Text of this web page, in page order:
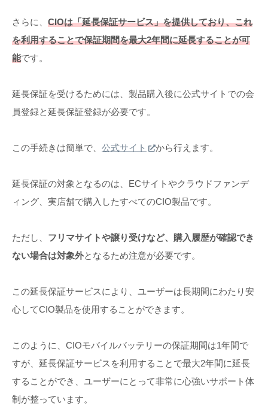
さらに、 CIOは「延長保証サービス」を提供しており、これ
を利用することで保証期間を最大2年間に延長することが可
能です。
延長保証を受けるためには、製品購入後に公式サイトでの会
員登録と延長保証登録が必要です。
この手続きは簡単で、 公式サイト から行えます。
延長保証の対象となるのは、ECサイトやクラウドファンデ
ィング、実店舗で購入したすべてのCIO製品です。
ただし、 フリマサイトや譲り受けなど、購入履歴が確認でき
ない場合は対象外となるため注意が必要です。
この延長保証サービスにより、ユーザーは長期間にわたり安
心してCIO製品を使用することができます。
このように、CIOモバイルバッテリーの保証期間は1年間で
すが、延長保証サービスを利用することで最大2年間に延長
することができ、ユーザーにとって非常に心強いサポート体
制が整っています。